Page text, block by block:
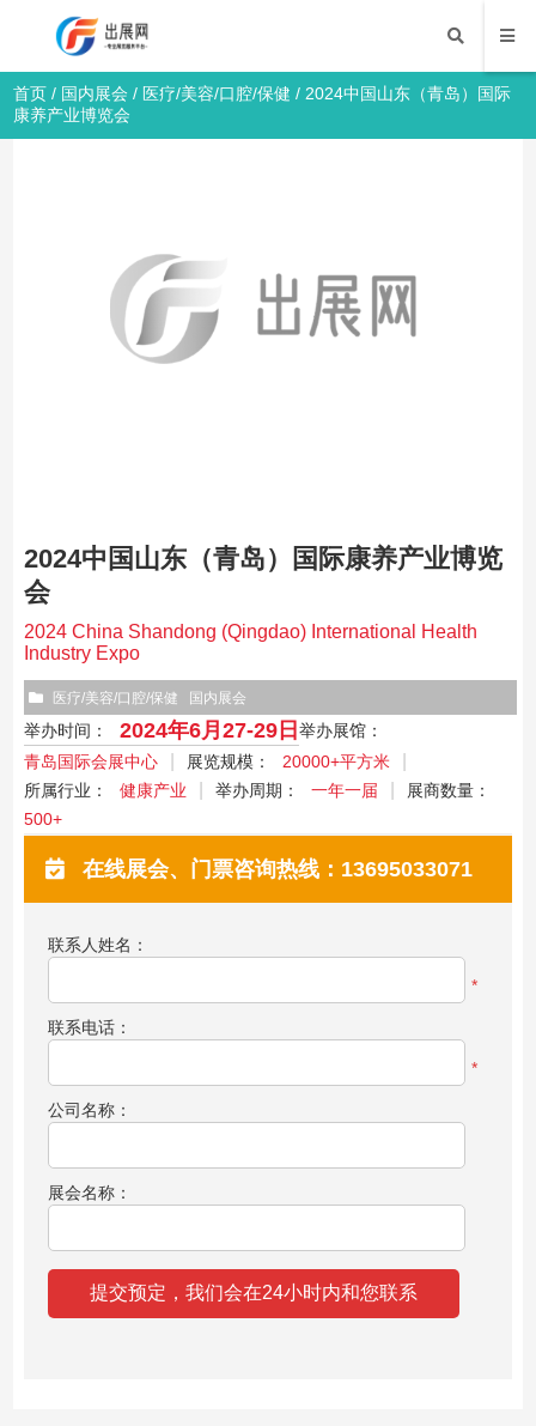
首页 / 国内展会 / 医疗/美容/口腔/保健 / 2024中国山东（青岛）国际
康养产业博览会
2024中国山东（青岛）国际康养产业博览
会
2024 China Shandong (Qingdao) International Health
Industry Expo
医疗/美容/口腔/保健 国内展会
举办时间： 2024年6月27-29日 举办展馆：
青岛国际会展中心
展览规模：
20000+平方米
所属行业：
健康产业 举办周期： 一年一届
展商数量：
500+
在线展会、门票咨询热线：13695033071
联系人姓名：
*
联系电话：
*
公司名称：
展会名称：